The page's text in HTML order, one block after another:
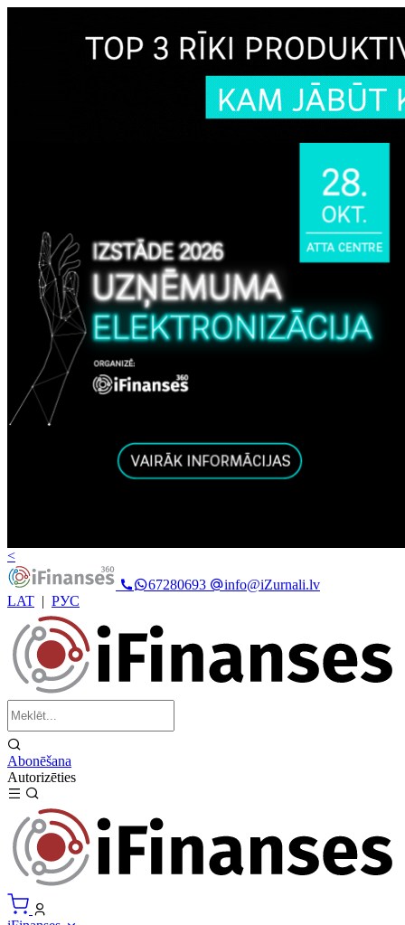
<
67280693
info@iZurnali.lv
LAT | РУС
Abonēšana
Autorizēties